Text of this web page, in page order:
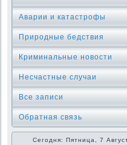
Аварии и катастрофы
Природные бедствия
Криминальные новοсти
Несчастные случаи
Все записи
Обратная связь
Сегодня: Пятница, 7